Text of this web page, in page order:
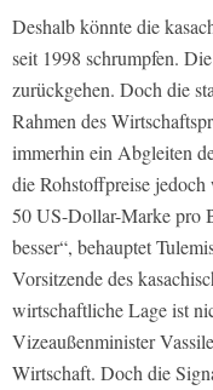
Deshalb könnte die
seit 1998 schrumpfen.
zurückgehen. Doch die
Rahmen des
immerhin ein Abgleiten
die Rohstoffpreise
50 US-Dollar-Marke pro
besser“, behauptet
Vorsitzende des
wirtschaftliche Lage ist
Vizeaußenminister
Wirtschaft. Doch die